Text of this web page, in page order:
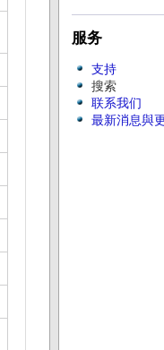
服务
支持
搜索
联系我们
最新消息與